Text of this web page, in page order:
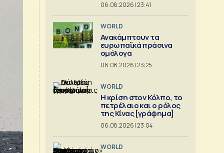
06.08.2026 | 23:41
WORLD
Ανακάμπτουν τα
ευρωπαϊκά πράσινα
ομόλογα
06.08.2026 | 23:25
WORLD
Η κρίση στoν Κόλπο, το
πετρέλαιο και ο ρόλος
της Κίνας [γράφημα]
06.08.2026 | 23:04
WORLD